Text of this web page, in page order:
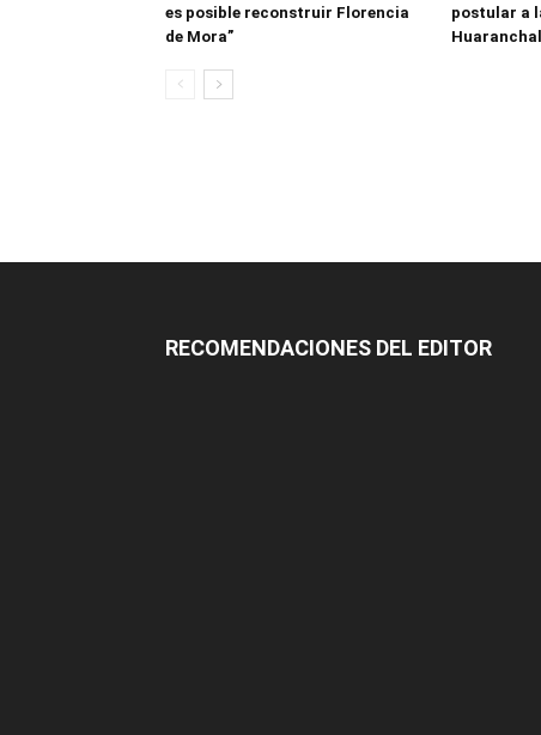
es posible reconstruir Florencia
de Mora”
postular a
Huaranchal
RECOMENDACIONES DEL EDITOR